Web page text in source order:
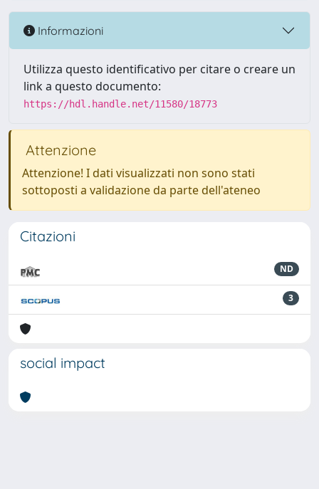
Informazioni
Utilizza questo identificativo per citare o creare un
link a questo documento:
https://hdl.handle.net/11580/18773
Attenzione
Attenzione! I dati visualizzati non sono stati
sottoposti a validazione da parte dell'ateneo
Citazioni
ND
3
social impact